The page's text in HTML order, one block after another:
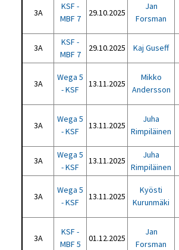
3A
KSF -
MBF 7
29.10.2025
Jan
Forsman
3A
KSF -
MBF 7
29.10.2025 Kaj Guseff
3A
Wega 5
- KSF
13.11.2025
Mikko
Andersson
3A
Wega 5
- KSF
13.11.2025
Juha
Rimpiläinen
3A
Wega 5
- KSF
13.11.2025
Juha
Rimpiläinen
3A
Wega 5
- KSF
13.11.2025
Kyösti
Kurunmäki
3A
KSF -
MBF 5
01.12.2025
Jan
Forsman